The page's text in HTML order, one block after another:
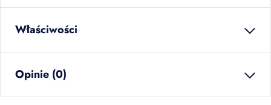
Właściwości
ilość w opakowaniu
zbiorczym
Opinie (0)